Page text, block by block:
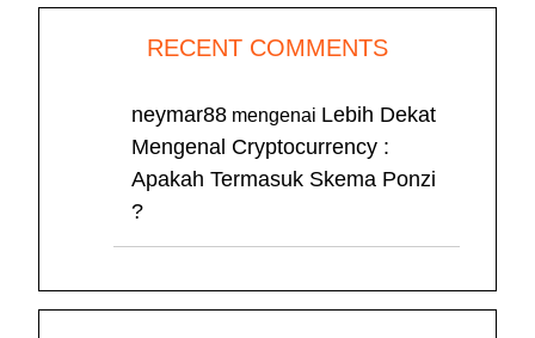
RECENT COMMENTS
neymar88 mengenai Lebih Dekat
Mengenal Cryptocurrency :
Apakah Termasuk Skema Ponzi
?